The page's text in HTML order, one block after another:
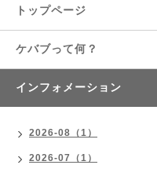
トップページ
ケバブって何？
インフォメーション
2026-08（1）
2026-07（1）